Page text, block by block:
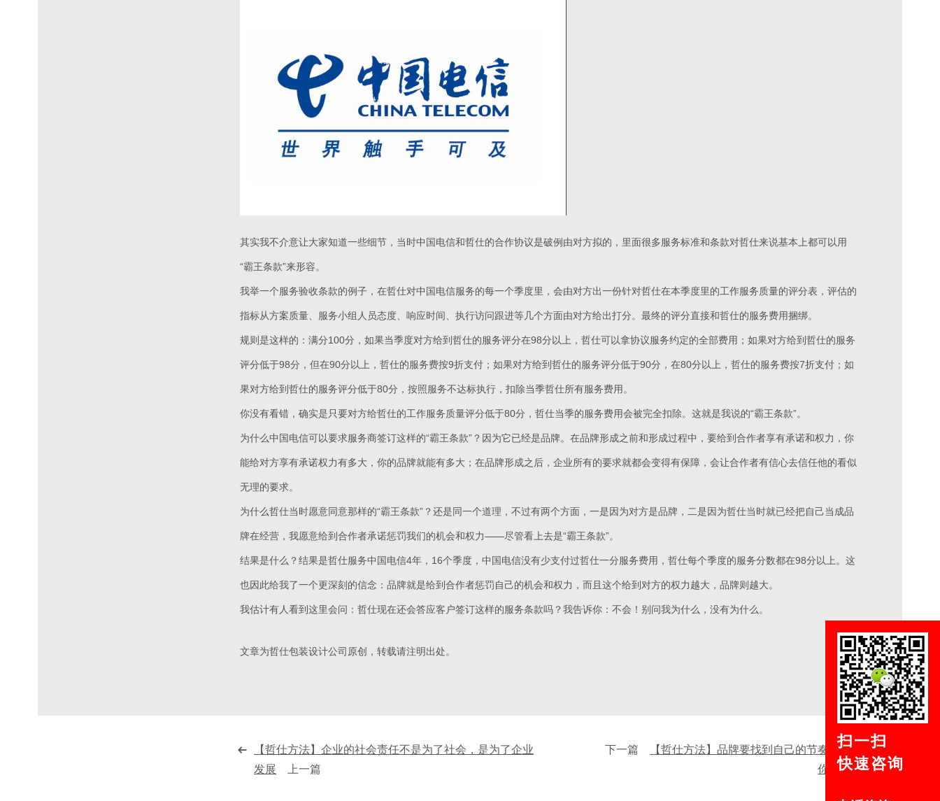
其实我不介意让大家知道一些细节，当时中国电信和哲仕的合作协议是破例由对方拟的，里面很多服务标准和条款对哲仕来说基本上都可以用
“霸王条款”来形容。
我举一个服务验收条款的例子，在哲仕对中国电信服务的每一个季度里，会由对方出一份针对哲仕在本季度里的工作服务质量的评分表，评估的
指标从方案质量、服务小组人员态度、响应时间、执行访问跟进等几个方面由对方给出打分。最终的评分直接和哲仕的服务费用捆绑。
规则是这样的：满分100分，如果当季度对方给到哲仕的服务评分在98分以上，哲仕可以拿协议服务约定的全部费用；如果对方给到哲仕的服务
评分低于98分，但在90分以上，哲仕的服务费按9折支付；如果对方给到哲仕的服务评分低于90分，在80分以上，哲仕的服务费按7折支付；如
果对方给到哲仕的服务评分低于80分，按照服务不达标执行，扣除当季哲仕所有服务费用。
你没有看错，确实是只要对方给哲仕的工作服务质量评分低于80分，哲仕当季的服务费用会被完全扣除。这就是我说的“霸王条款”。
为什么中国电信可以要求服务商签订这样的“霸王条款”？因为它已经是品牌。在品牌形成之前和形成过程中，要给到合作者享有承诺和权力，你
能给对方享有承诺权力有多大，你的品牌就能有多大；在品牌形成之后，企业所有的要求就都会变得有保障，会让合作者有信心去信任他的看似
无理的要求。
为什么哲仕当时愿意同意那样的“霸王条款”？还是同一个道理，不过有两个方面，一是因为对方是品牌，二是因为哲仕当时就已经把自己当成品
牌在经营，我愿意给到合作者承诺惩罚我们的机会和权力——尽管看上去是“霸王条款”。
结果是什么？结果是哲仕服务中国电信4年，16个季度，中国电信没有少支付过哲仕一分服务费用，哲仕每个季度的服务分数都在98分以上。这
也因此给我了一个更深刻的信念：品牌就是给到合作者惩罚自己的机会和权力，而且这个给到对方的权力越大，品牌则越大。
我估计有人看到这里会问：哲仕现在还会答应客户签订这样的服务条款吗？我告诉你：不会！别问我为什么，没有为什么。
文章为哲仕包装设计公司原创，转载请注明出处。
【哲仕方法】企业的社会责任不是为了社会，是为了企业
发展 上一篇
下一篇
【哲仕方法】品牌要找到自己的节奏感，不要被
你的同行影响
扫一扫
快速咨询